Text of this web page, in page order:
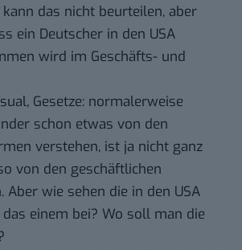
das nicht beurteilen, aber
ein Deutscher in den USA
wird im Geschäfts- und
Gesetze: normalerweise
schon etwas von den
verstehen, ist ja nicht ganz
von den geschäftlichen
Aber wie sehen die in den USA
einem bei? Wo soll man die